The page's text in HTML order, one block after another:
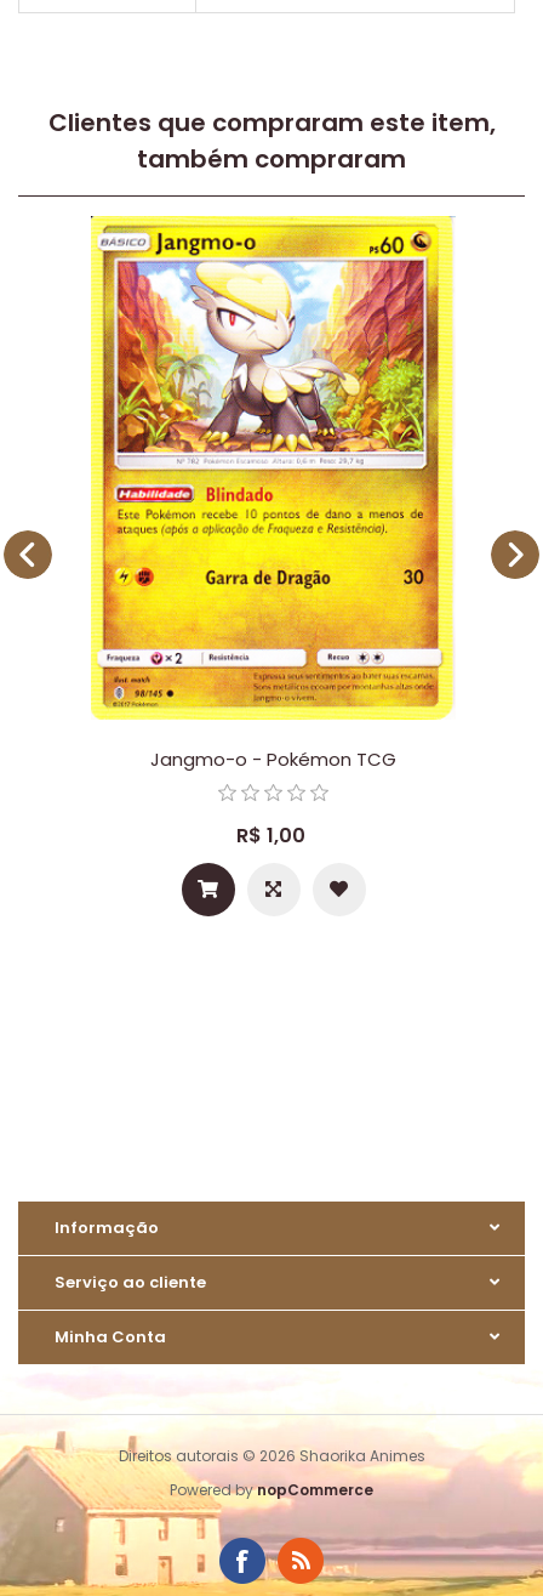
Clientes que compraram este item,
também compraram
Jangmo-o - Pokémon TCG
R$ 1,00
Informação
Serviço ao cliente
Minha Conta
Direitos autorais © 2026 Shaorika Animes
Powered bynopCommerce